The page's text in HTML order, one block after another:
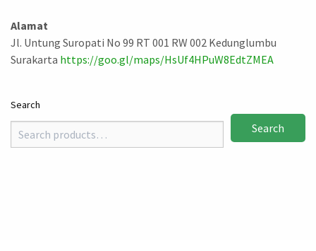
Alamat
Jl. Untung Suropati No 99 RT 001 RW 002 Kedunglumbu
Surakarta https://goo.gl/maps/HsUf4HPuW8EdtZMEA
Search
Search